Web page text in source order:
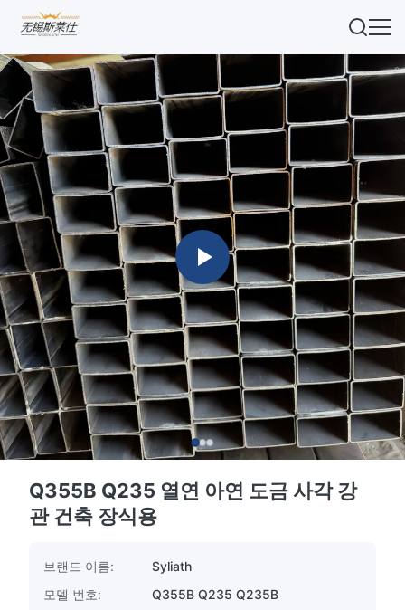
Q355B Q235 열연 아연 도금 사각 강
관 건축 장식용
브랜드 이름:
Syliath
모델 번호:
Q355B Q235 Q235B